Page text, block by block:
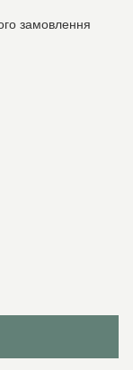
замовлення